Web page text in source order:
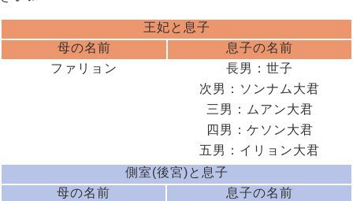
王妃と息子
母の名前
息子の名前
ファリョン
長男：世子
次男：ソンナム大君
三男：ムアン大君
四男：ケソン大君
五男：イリョン大君
側室(後宮)と息子
母の名前
息子の名前